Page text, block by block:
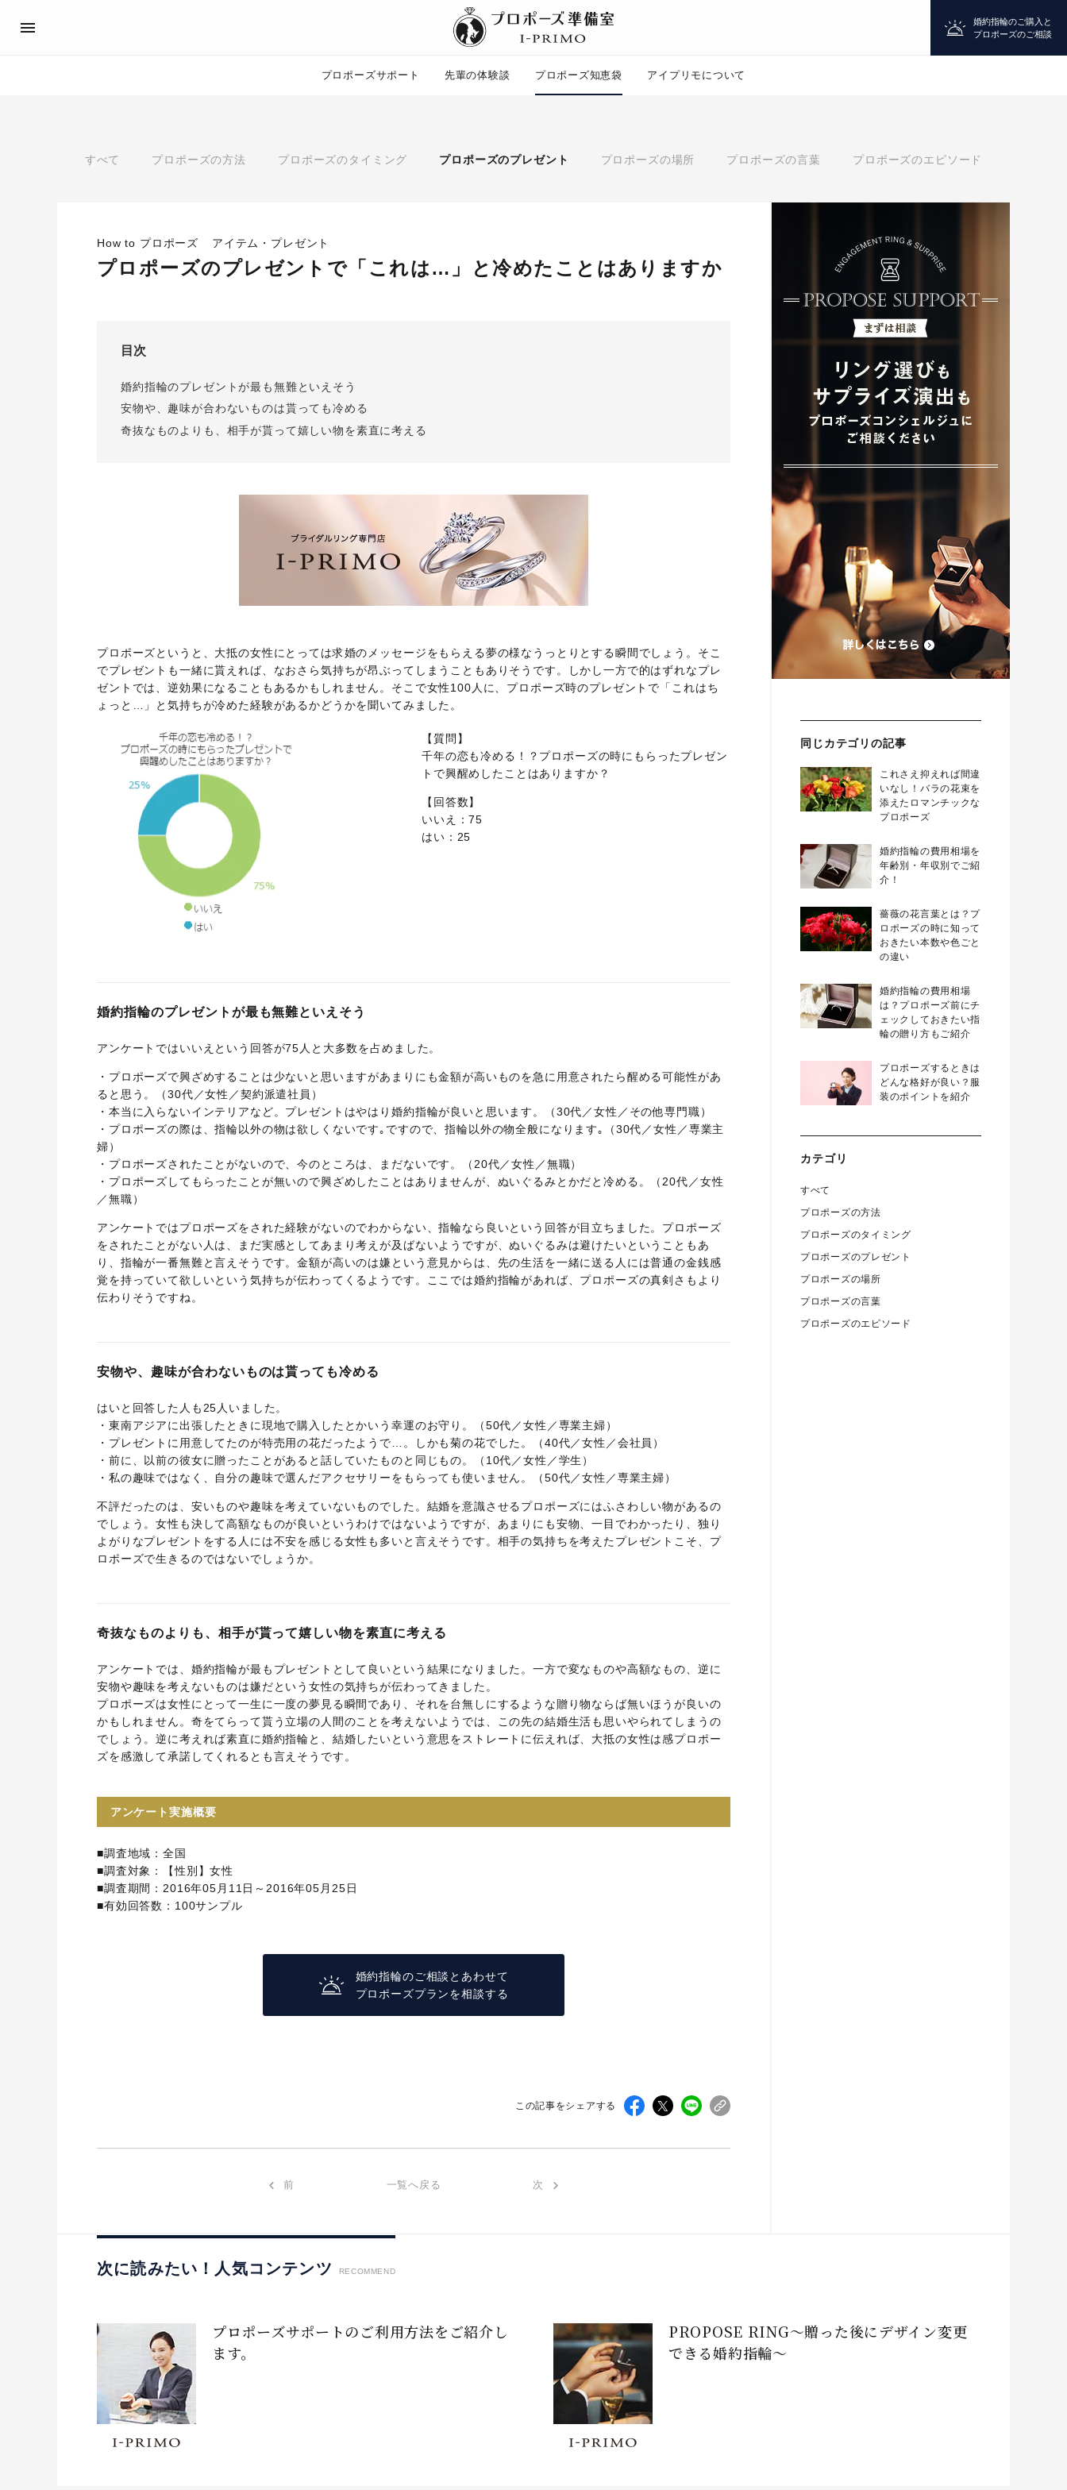
婚約指輪のご購入と
プロポーズのご相談
プロポーズサポート 先輩の体験談 プロポーズ知恵袋 アイプリモについて
すべて プロポーズの方法 プロポーズのタイミング プロポーズのプレゼント プロポーズの場所 プロポーズの言葉 プロポーズのエピソード
How to プロポーズ アイテム・プレゼント
プロポーズのプレゼントで「これは…」と冷めたことはありますか
目次
婚約指輪のプレゼントが最も無難といえそう
安物や、趣味が合わないものは貰っても冷める
奇抜なものよりも、相手が貰って嬉しい物を素直に考える
プロポーズというと、大抵の女性にとっては求婚のメッセージをもらえる夢の様なうっとりとする瞬間でしょう。そこ
でプレゼントも一緒に貰えれば、なおさら気持ちが昂ぶってしまうこともありそうです。しかし一方で的はずれなプレ
ゼントでは、逆効果になることもあるかもしれません。そこで女性100人に、プロポーズ時のプレゼントで「これはち
ょっと…」と気持ちが冷めた経験があるかどうかを聞いてみました。
【質問】
千年の恋も冷める！？プロポーズの時にもらったプレゼン
トで興醒めしたことはありますか？
【回答数】
いいえ：75
はい：25
婚約指輪のプレゼントが最も無難といえそう
アンケートではいいえという回答が75人と大多数を占めました。
・プロポーズで興ざめすることは少ないと思いますがあまりにも金額が高いものを急に用意されたら醒める可能性があ
ると思う。（30代／女性／契約派遣社員）
・本当に入らないインテリアなど。プレゼントはやはり婚約指輪が良いと思います。（30代／女性／その他専門職）
・プロポーズの際は、指輪以外の物は欲しくないです｡ですので、指輪以外の物全般になります｡（30代／女性／専業主
婦）
・プロポーズされたことがないので、今のところは、まだないです。（20代／女性／無職）
・プロポーズしてもらったことが無いので興ざめしたことはありませんが、ぬいぐるみとかだと冷める。（20代／女性
／無職）
アンケートではプロポーズをされた経験がないのでわからない、指輪なら良いという回答が目立ちました。プロポーズ
をされたことがない人は、まだ実感としてあまり考えが及ばないようですが、ぬいぐるみは避けたいということもあ
り、指輪が一番無難と言えそうです。金額が高いのは嫌という意見からは、先の生活を一緒に送る人には普通の金銭感
覚を持っていて欲しいという気持ちが伝わってくるようです。ここでは婚約指輪があれば、プロポーズの真剣さもより
伝わりそうですね。
安物や、趣味が合わないものは貰っても冷める
はいと回答した人も25人いました。
・東南アジアに出張したときに現地で購入したとかいう幸運のお守り。（50代／女性／専業主婦）
・プレゼントに用意してたのが特売用の花だったようで…。しかも菊の花でした。（40代／女性／会社員）
・前に、以前の彼女に贈ったことがあると話していたものと同じもの。（10代／女性／学生）
・私の趣味ではなく、自分の趣味で選んだアクセサリーをもらっても使いません。（50代／女性／専業主婦）
不評だったのは、安いものや趣味を考えていないものでした。結婚を意識させるプロポーズにはふさわしい物があるの
でしょう。女性も決して高額なものが良いというわけではないようですが、あまりにも安物、一目でわかったり、独り
よがりなプレゼントをする人には不安を感じる女性も多いと言えそうです。相手の気持ちを考えたプレゼントこそ、プ
ロポーズで生きるのではないでしょうか。
奇抜なものよりも、相手が貰って嬉しい物を素直に考える
アンケートでは、婚約指輪が最もプレゼントとして良いという結果になりました。一方で変なものや高額なもの、逆に
安物や趣味を考えないものは嫌だという女性の気持ちが伝わってきました。
プロポーズは女性にとって一生に一度の夢見る瞬間であり、それを台無しにするような贈り物ならば無いほうが良いの
かもしれません。奇をてらって貰う立場の人間のことを考えないようでは、この先の結婚生活も思いやられてしまうの
でしょう。逆に考えれば素直に婚約指輪と、結婚したいという意思をストレートに伝えれば、大抵の女性は感プロポー
ズを感激して承諾してくれるとも言えそうです。
アンケート実施概要
■調査地域：全国
■調査対象：【性別】女性
■調査期間：2016年05月11日～2016年05月25日
■有効回答数：100サンプル
婚約指輪のご相談とあわせて
プロポーズプランを相談する
この記事をシェアする
前 一覧へ戻る 次
同じカテゴリの記事
これさえ抑えれば間違
いなし！バラの花束を
添えたロマンチックな
プロポーズ
婚約指輪の費用相場を
年齢別・年収別でご紹
介！
薔薇の花言葉とは？プ
ロポーズの時に知って
おきたい本数や色ごと
の違い
婚約指輪の費用相場
は？プロポーズ前にチ
ェックしておきたい指
輪の贈り方もご紹介
プロポーズするときは
どんな格好が良い？服
装のポイントを紹介
カテゴリ
すべて
プロポーズの方法
プロポーズのタイミング
プロポーズのプレゼント
プロポーズの場所
プロポーズの言葉
プロポーズのエピソード
次に読みたい！人気コンテンツ RECOMMEND
プロポーズサポートのご利用方法をご紹介し
ます。
PROPOSE RING～贈った後にデザイン変更
できる婚約指輪～
プロポーズ
おすすめの婚約指輪
パーフェクトプロポーズリング®
ピックアップ
場所
エピソード
婚約指輪のご購入と
I-PRIMO公式サイト
I-PRIMO公式オンラインショップ
プロポーズ
婚約指輪
マッチング診断
プロポーズプラン検索